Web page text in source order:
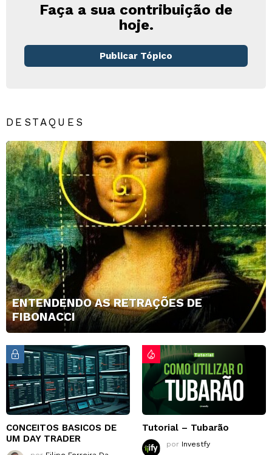
Faça a sua contribuição de
hoje.
Publicar Tópico
DESTAQUES
ENTENDENDO AS RETRAÇÕES DE
FIBONACCI
CONCEITOS BASICOS DE
UM DAY TRADER
Tutorial – Tubarão
por Investfy